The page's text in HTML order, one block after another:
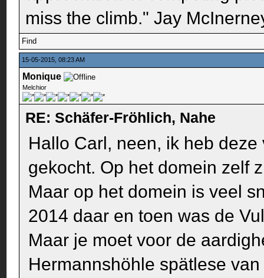
miss the climb." Jay
Find
15-05-2015, 08:23 AM
Monique
Melchior
RE: Schäfer-Fröhlich, Nahe
Hallo Carl, neen, ik heb
gekocht. Op het domein zelf
Maar op het domein is veel
2014 daar en toen was de
Maar je moet voor de
Hermannshöhle spätlese